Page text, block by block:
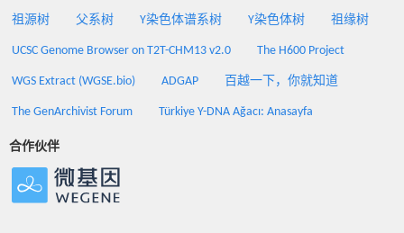
祖源树 父系树 Y染色体谱系树 Y染色体树 祖缘树
UCSC Genome Browser on T2T-CHM13 v2.0 The H600 Project
WGS Extract (WGSE.bio) ADGAP 百越一下，你就知道
The GenArchivist Forum Türkiye Y-DNA Ağacı: Anasayfa
合作伙伴